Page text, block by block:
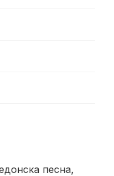
песна,